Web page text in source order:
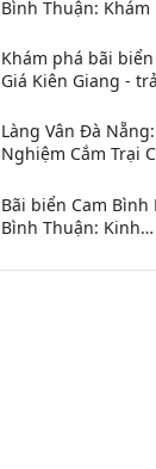
Bình Thuận: Khám
2026
Khám phá bãi biển
Giá Kiên Giang -
Làng Vân Đà
Nghiệm Cắm Trại
Bãi biển Cam Bình
Bình Thuận: Kinh
sản, điểm gần